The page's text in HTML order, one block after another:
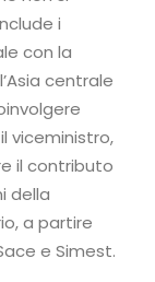
i
con la
centrale
viceministro,
il contributo
della
a partire
e Simest.